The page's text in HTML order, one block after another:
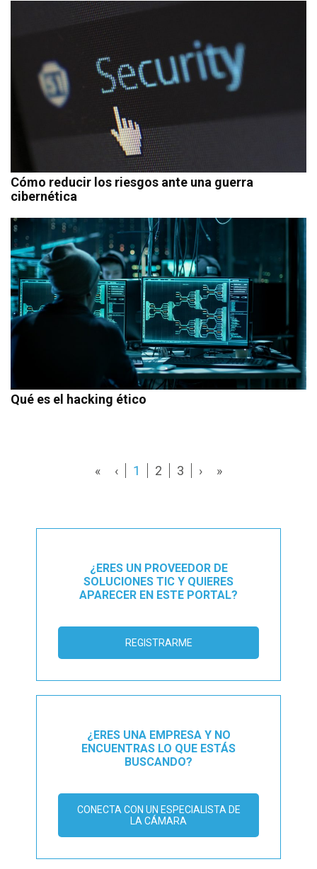
Cómo reducir los riesgos ante una guerra
cibernética
Qué es el hacking ético
« ‹ 1 2 3 › »
¿ERES UN PROVEEDOR DE
SOLUCIONES TIC Y QUIERES
APARECER EN ESTE PORTAL?
REGISTRARME
¿ERES UNA EMPRESA Y NO
ENCUENTRAS LO QUE ESTÁS
BUSCANDO?
CONECTA CON UN ESPECIALISTA DE
LA CÁMARA